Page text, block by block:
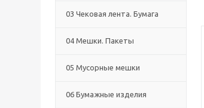
03 Чековая лента. Бумага
04 Мешки. Пакеты
05 Мусорные мешки
06 Бумажные изделия